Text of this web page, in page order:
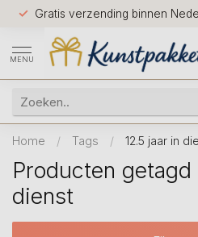
Gratis verzending binnen
MENU
Home / Tags / 12.5 jaar in
Producten getagd
dienst